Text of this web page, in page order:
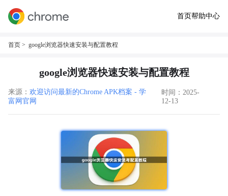
首页帮助中心
首页 > google浏览器快速安装与配置教程
google浏览器快速安装与配置教程
来源： 欢迎访问最新的Chrome APK档案 - 学
富网官网
时间：2025-
12-13